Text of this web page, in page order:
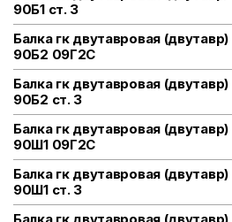
90Б1 ст. 3
Балка гк двутавровая (двутавр)
90Б2 09Г2С
Балка гк двутавровая (двутавр)
90Б2 ст. 3
Балка гк двутавровая (двутавр)
90Ш1 09Г2С
Балка гк двутавровая (двутавр)
90Ш1 ст. 3